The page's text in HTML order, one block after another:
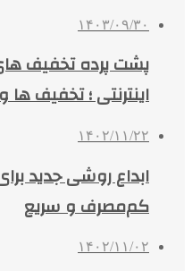
۱۴۰۳/۰۹/۳۰
پشت پرده تخفیف
اینترنتی ؛ تخفیف‌
۱۴۰۲/۱۱/۲۲
ابداع روشی جدید
کم‌مصرف و سریع
۱۴۰۲/۱۱/۰۲